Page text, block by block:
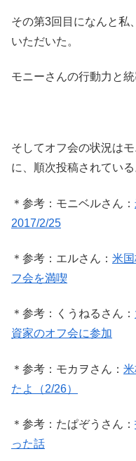
その第3回目になんと私
いただいた。
モニーさんの行動力と統
そしてオフ会の状況は
に、順次投稿されている
＊参考：モニベルさん：
2017/2/25
＊参考：エルさん： 米
フ会を満喫
＊参考：くうねるさん：
資家のオフ会に参加
＊参考：モカヲさん：
たよ（2/26）
＊参考：たぱぞうさん：
った話